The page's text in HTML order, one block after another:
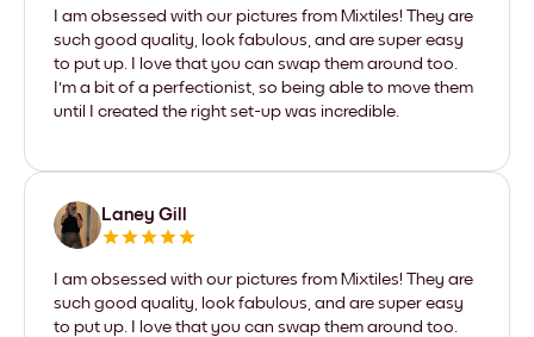
I am obsessed with our pictures from Mixtiles! They are
such good quality, look fabulous, and are super easy
to put up. I love that you can swap them around too.
I'm a bit of a perfectionist, so being able to move them
until I created the right set-up was incredible.
Laney Gill
I am obsessed with our pictures from Mixtiles! They are
such good quality, look fabulous, and are super easy
to put up. I love that you can swap them around too.